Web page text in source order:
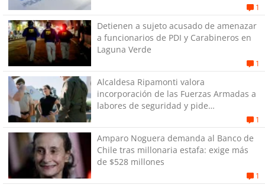
1
Detienen a sujeto acusado de amenazar
a funcionarios de PDI y Carabineros en
Laguna Verde
1
Alcaldesa Ripamonti valora
incorporación de las Fuerzas Armadas a
labores de seguridad y pide
1
Amparo Noguera demanda al Banco de
Chile tras millonaria estafa: exige más
de $528 millones
1